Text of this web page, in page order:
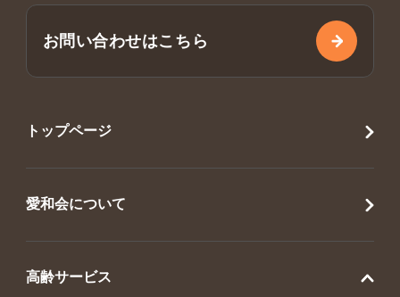
お問い合わせはこちら
トップページ
愛和会について
高齢サービス